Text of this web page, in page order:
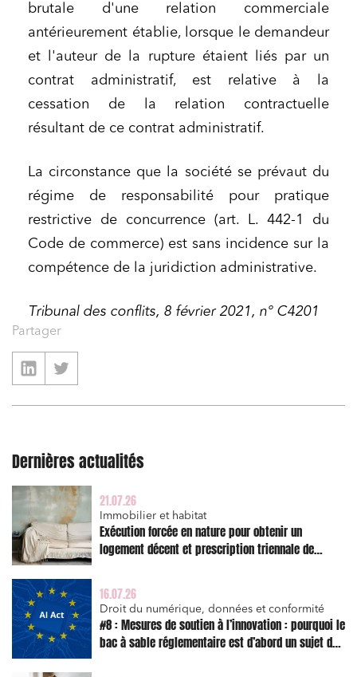
brutale d'une relation commerciale
antérieurement établie, lorsque le demandeur
et l'auteur de la rupture étaient liés par un
contrat administratif, est relative à la
cessation de la relation contractuelle
résultant de ce contrat administratif.
La circonstance que la société se prévaut du
régime de responsabilité pour pratique
restrictive de concurrence (art. L. 442-1 du
Code de commerce) est sans incidence sur la
compétence de la juridiction administrative.
Tribunal des conflits, 8 février 2021, n° C4201
Partager
Dernières actualités
21.07.26
Immobilier et habitat
Exécution forcée en nature pour obtenir un
logement décent et prescription triennale de
16.07.26
Droit du numérique, données et conformité
#8 : Mesures de soutien à l’innovation : pourquoi le
bac à sable réglementaire est d’abord un sujet de